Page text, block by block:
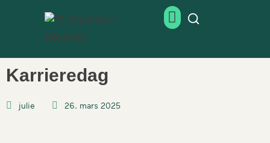
Karrieredag
julie 26. mars 2025